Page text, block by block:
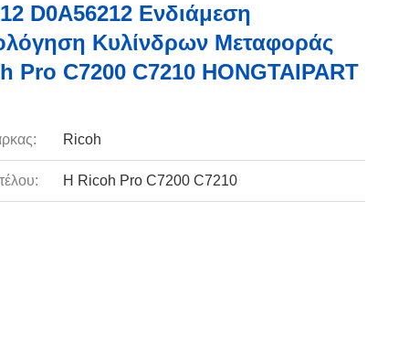
D0A56212 Ενδιάμεση
Κυλίνδρων Μεταφοράς
Pro C7200 C7210 HONGTAIPART
Ricoh
Η Ricoh Pro C7200 C7210